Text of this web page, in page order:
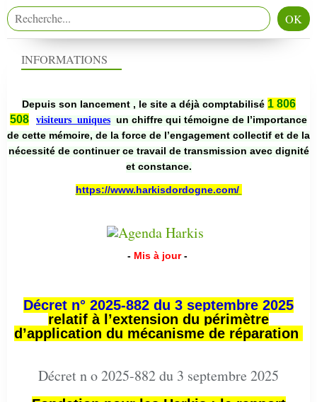
INFORMATIONS
Depuis son lancement , le site a déjà comptabilisé 1 806
508
visiteurs uniques un chiffre qui témoigne de l’importance
de cette mémoire, de la force de l’engagement collectif et de la
nécessité de continuer ce travail de transmission avec dignité
et constance.
https://www.harkisdordogne.com/
- Mis à jour -
Décret n° 2025-882 du 3 septembre 2025
relatif à l’extension du périmètre
d’application du mécanisme de réparation
Décret n o 2025-882 du 3 septembre 2025